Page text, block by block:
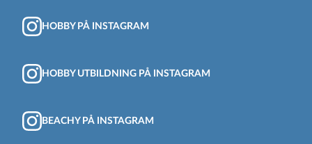
HOBBY PÅ INSTAGRAM
HOBBY UTBILDNING PÅ INSTAGRAM
BEACHY PÅ INSTAGRAM